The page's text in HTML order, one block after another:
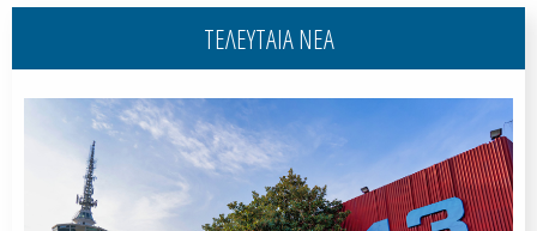
ΤΕΛΕΥΤΑΙΑ ΝΕΑ